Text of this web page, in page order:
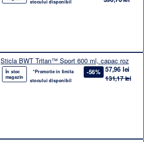
stocului disponibil
Sticla BWT Tritan™ Sport 600 ml, capac roz
În stoc
magazin
*Promotie in limita
stocului disponibil
-56% 57,96 lei
131,17 lei